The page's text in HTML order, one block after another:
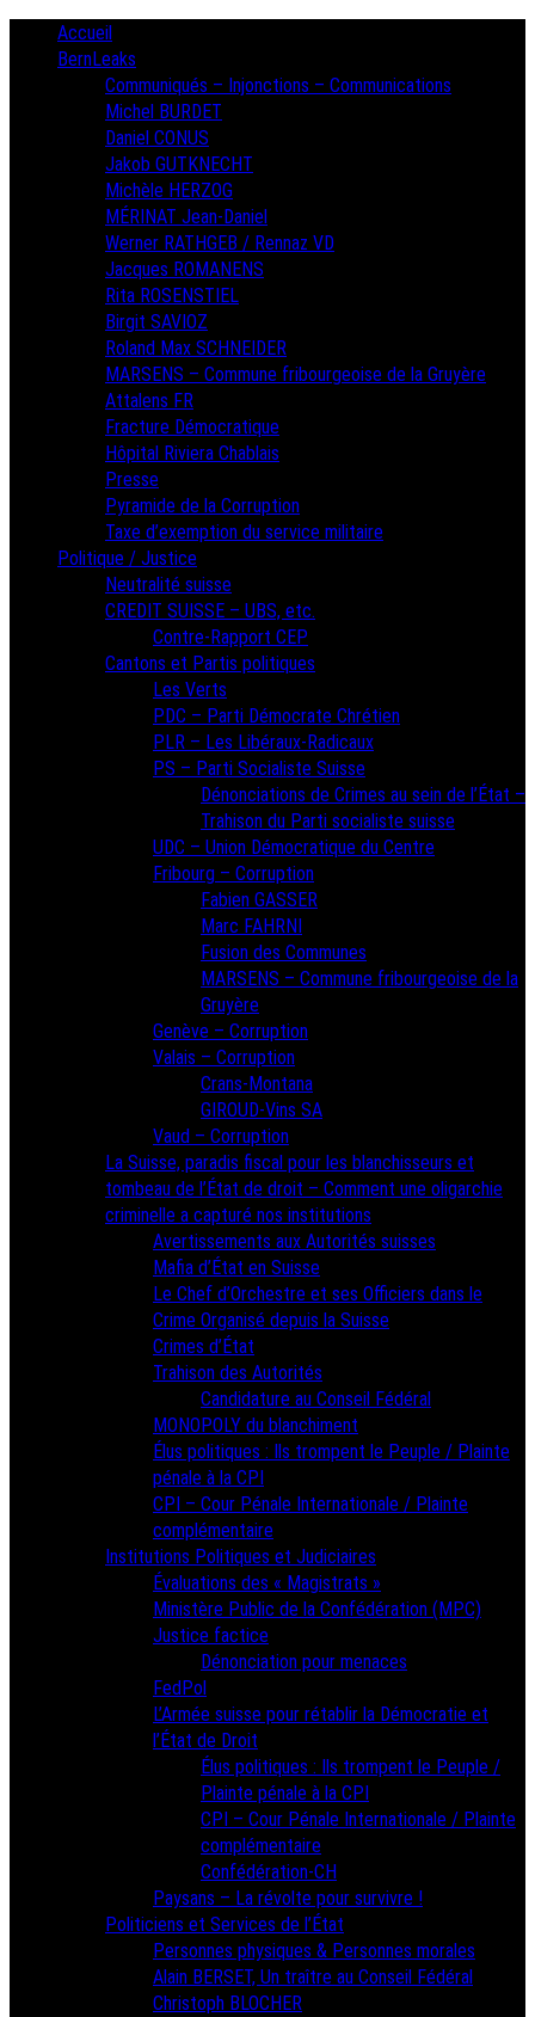
PrimaryAccueil
BernLeaks
Communiqués – Injonctions – Communications
Michel BURDET
Daniel CONUS
Jakob GUTKNECHT
Michèle HERZOG
MÉRINAT Jean-Daniel
Werner RATHGEB / Rennaz VD
Jacques ROMANENS
Rita ROSENSTIEL
Birgit SAVIOZ
Roland Max SCHNEIDER
MARSENS – Commune fribourgeoise de la Gruyère
Attalens FR
Fracture Démocratique
Hôpital Riviera Chablais
Presse
Pyramide de la Corruption
Taxe d’exemption du service militaire
Politique / Justice
Neutralité suisse
CREDIT SUISSE – UBS, etc.
Contre-Rapport CEP
Cantons et Partis politiques
Les Verts
PDC – Parti Démocrate Chrétien
PLR – Les Libéraux-Radicaux
PS – Parti Socialiste Suisse
Dénonciations de Crimes au sein de l’État –
Trahison du Parti socialiste suisse
UDC – Union Démocratique du Centre
Fribourg – Corruption
Fabien GASSER
Marc FAHRNI
Fusion des Communes
MARSENS – Commune fribourgeoise de la
Gruyère
Genève – Corruption
Valais – Corruption
Crans-Montana
GIROUD-Vins SA
Vaud – Corruption
La Suisse, paradis fiscal pour les blanchisseurs et
tombeau de l’État de droit – Comment une oligarchie
criminelle a capturé nos institutions
Avertissements aux Autorités suisses
Mafia d’État en Suisse
Le Chef d’Orchestre et ses Officiers dans le
Crime Organisé depuis la Suisse
Crimes d’État
Trahison des Autorités
Candidature au Conseil Fédéral
MONOPOLY du blanchiment
Élus politiques : Ils trompent le Peuple / Plainte
pénale à la CPI
CPI – Cour Pénale Internationale / Plainte
complémentaire
Institutions Politiques et Judiciaires
Évaluations des « Magistrats »
Ministère Public de la Confédération (MPC)
Justice factice
Dénonciation pour menaces
FedPol
L’Armée suisse pour rétablir la Démocratie et
l’État de Droit
Élus politiques : Ils trompent le Peuple /
Plainte pénale à la CPI
CPI – Cour Pénale Internationale / Plainte
complémentaire
Confédération-CH
Paysans – La révolte pour survivre !
Politiciens et Services de l’État
Personnes physiques & Personnes morales
Alain BERSET, Un traître au Conseil Fédéral
Christoph BLOCHER